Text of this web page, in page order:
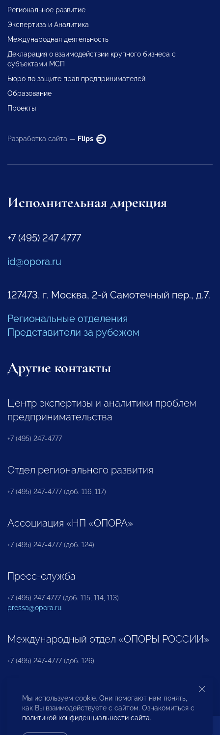
Региональное развитие
Экспертиза и Аналитика
Международная деятельность
Декларация о взаимодействии крупного бизнеса с
субъектами МСП
Бюро по защите прав предпринимателей
Образование
Проекты
Разработка сайта — Flips
Исполнительная дирекция
+7 (495) 247 4777
id@opora.ru
127473, г. Москва, 2-й Самотечный пер., д.7.
Региональные отделения
Представители за рубежом
Другие контакты
Центр экспертизы и аналитики проблем
предпринимательства
+7 (495) 247-4777
Отдел регионального развития
+7 (495) 247-4777 (доб. 116, 117)
Ассоциация «НП «ОПОРА»
+7 (495) 247-4777 (доб. 124)
Пресс-служба
+7 (495) 247 4777 (доб. 115, 114, 113)
pressa@opora.ru
Международный отдел «ОПОРЫ РОССИИ»
+7 (495) 247-4777 (доб. 126)
Бюро по защите прав предпринимателей и
инвесторов
Мы используем cookie. Они помогают нам понять,
как Вы взаимодействуете с сайтом. Ознакомиться с
политикой конфиденциальности сайта.